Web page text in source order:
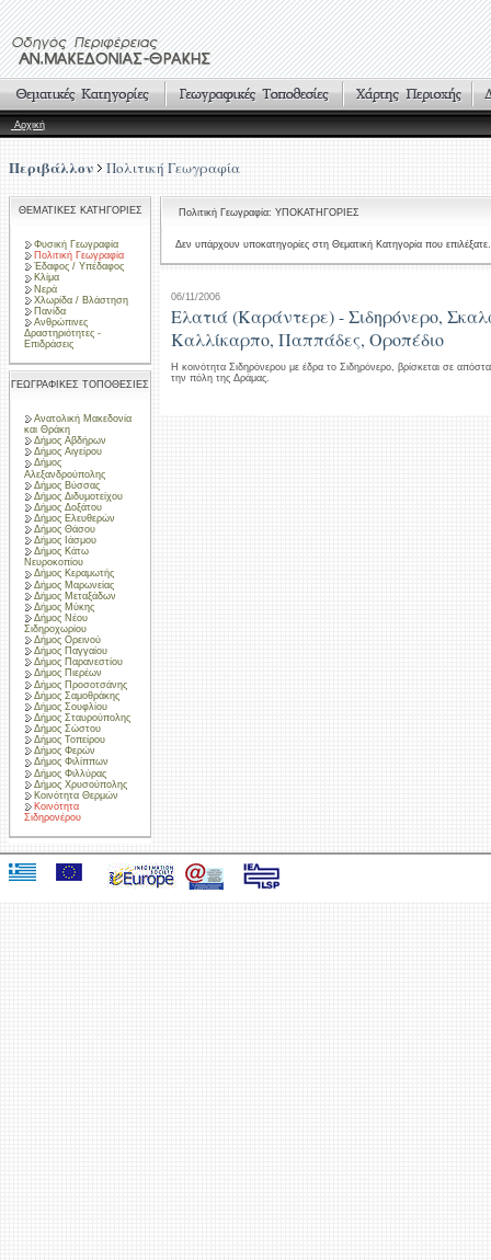
Αρχική
Περιβάλλον Πολιτική Γεωγραφία
ΘΕΜΑΤΙΚΕΣ ΚΑΤΗΓΟΡΙΕΣ
Φυσική Γεωγραφία
Πολιτική Γεωγραφία
Έδαφος / Υπέδαφος
Κλίμα
Νερά
Χλωρίδα / Βλάστηση
Πανίδα
Ανθρώπινες
Δραστηριότητες -
Επιδράσεις
ΓΕΩΓΡΑΦΙΚΕΣ ΤΟΠΟΘΕΣΙΕΣ
Ανατολική Μακεδονία
και Θράκη
Δήμος Αβδήρων
Δήμος Αιγείρου
Δήμος
Αλεξανδρούπολης
Δήμος Βύσσας
Δήμος Διδυμοτείχου
Δήμος Δοξάτου
Δήμος Ελευθερών
Δήμος Θάσου
Δήμος Ιάσμου
Δήμος Κάτω
Νευροκοπίου
Δήμος Κεραμωτής
Δήμος Μαρωνείας
Δήμος Μεταξάδων
Δήμος Μύκης
Δήμος Νέου
Σιδηροχωρίου
Δήμος Ορεινού
Δήμος Παγγαίου
Δήμος Παρανεστίου
Δήμος Πιερέων
Δήμος Προσοτσάνης
Δήμος Σαμοθράκης
Δήμος Σουφλίου
Δήμος Σταυρούπολης
Δήμος Σώστου
Δήμος Τοπείρου
Δήμος Φερών
Δήμος Φιλίππων
Δήμος Φιλλύρας
Δήμος Χρυσούπολης
Κοινότητα Θερμών
Κοινότητα
Σιδηρονέρου
Πολιτική Γεωγραφία: ΥΠΟΚΑΤΗΓΟΡΙΕΣ
Δεν υπάρχουν υποκατηγορίες στη Θεματική Κατηγορία που επιλέξατε.
06/11/2006
Ελατιά (Καράντερε) - Σιδηρόνερο,
Καλλίκαρπο, Παππάδες, Οροπέδιο
Η κοινότητα Σιδηρόνερου με έδρα το Σιδηρόνερο, βρίσκεται σε
την πόλη της Δράμας.